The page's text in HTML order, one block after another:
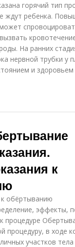
горячий тип
ждут ребенка.
На ранних
нервной трубки у
и здоровьем
к
обёртыванию
эффекты,
процедуре
процедуру, в ходе
участков тела